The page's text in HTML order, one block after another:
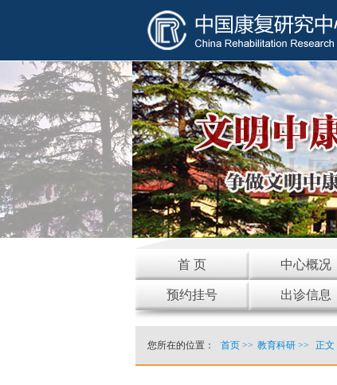
首 页 中心概况
预约挂号 出诊信息
您所在的位置： 首页>> 教育科研>> 正文